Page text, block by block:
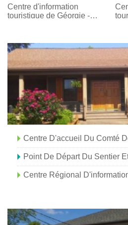
Centre d'information
touristique de Géorgie -
Centre D'accueil Du Comté